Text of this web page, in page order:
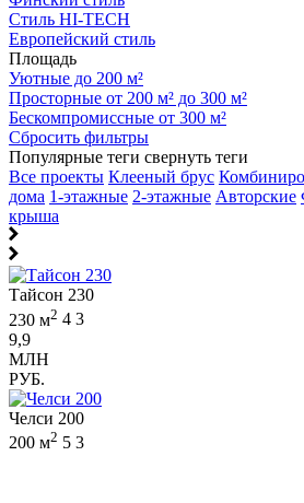
Стиль HI-TECH
Европейский стиль
Площадь
Уютные до 200 м²
Просторные от 200 м² до 300 м²
Бескомпромиссные от 300 м²
Сбросить фильтры
Популярные теги свернуть теги
Все проекты Клееный брус
дома 1-этажные 2-этажные Авторские
крыша
Тайсон 230
230 м2 4 3
9,9
МЛН
РУБ.
Челси 200
200 м2 5 3